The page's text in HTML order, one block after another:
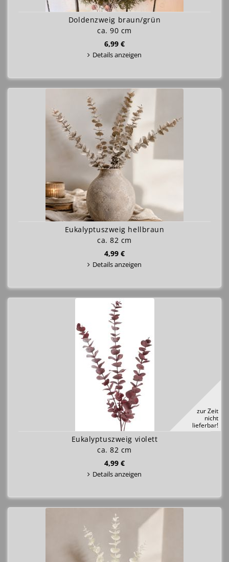
Doldenzweig braun/grün
ca. 90 cm
6,99 €
Details anzeigen
Eukalyptuszweig hellbraun
ca. 82 cm
4,99 €
Details anzeigen
zur Zeit
nicht
lieferbar!
Eukalyptuszweig violett
ca. 82 cm
4,99 €
Details anzeigen